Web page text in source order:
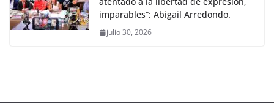
imparables”: Abigail Arredondo.
julio 30, 2026